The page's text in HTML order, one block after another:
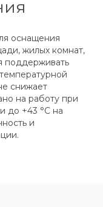
оснащения
жилых комнат,
поддерживать
снижает
на работу при
до +43 °C на
и